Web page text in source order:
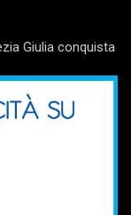
Giulia conquista